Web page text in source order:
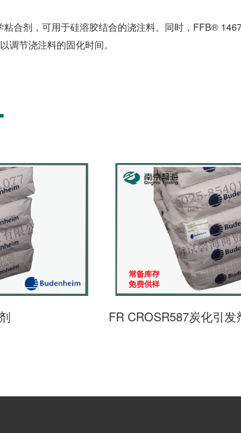
合剂，可用于硅溶胶结合的浇注料。同时，FFB®
调节浇注料的固化时间。
FR CROSR587炭化引发